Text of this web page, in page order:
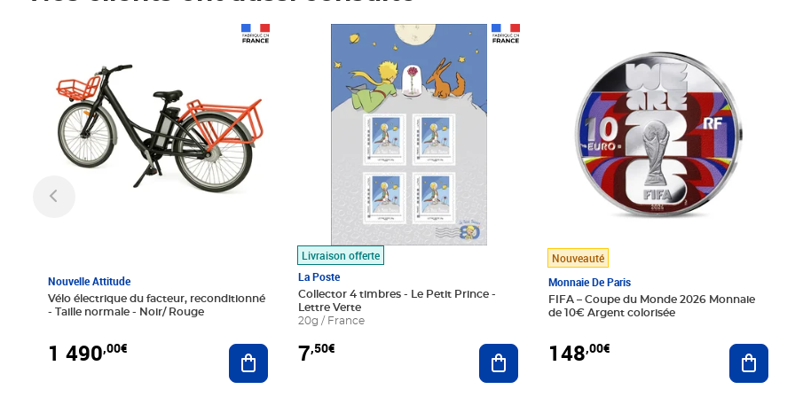
Nouvelle Attitude
Vélo électrique du facteur, reconditionné
- Taille normale - Noir/ Rouge
1 490,00€ Ajouter au panier
Livraison offerte
La Poste
Collector 4 timbres - Le Petit Prince -
Lettre Verte
20g / France
7,50€
Prix 7,50€
Ajouter au panier
Nouveauté
Monnaie De Paris
FIFA – Coupe du Monde 2026 Monnaie
de 10€ Argent colorisée
148,00€